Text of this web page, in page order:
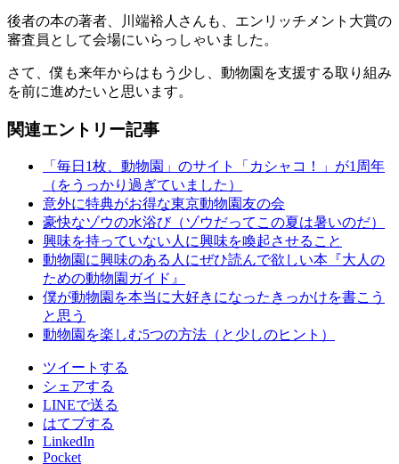
後者の本の著者、川端裕人さんも、エンリッチメント大賞の
審査員として会場にいらっしゃいました。
さて、僕も来年からはもう少し、動物園を支援する取り組み
を前に進めたいと思います。
関連エントリー記事
「毎日1枚、動物園」のサイト「カシャコ！」が1周年
（をうっかり過ぎていました）
意外に特典がお得な東京動物園友の会
豪快なゾウの水浴び（ゾウだってこの夏は暑いのだ）
興味を持っていない人に興味を喚起させること
動物園に興味のある人にぜひ読んで欲しい本『大人の
ための動物園ガイド』
僕が動物園を本当に大好きになったきっかけを書こう
と思う
動物園を楽しむ5つの方法（と少しのヒント）
ツイートする
シェアする
LINEで送る
はてブする
LinkedIn
Pocket